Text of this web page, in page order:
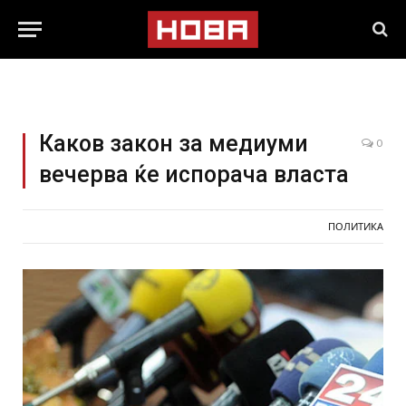
Каков закон за медиуми
вечерва ќе испорача власта
0
ПОЛИТИКА